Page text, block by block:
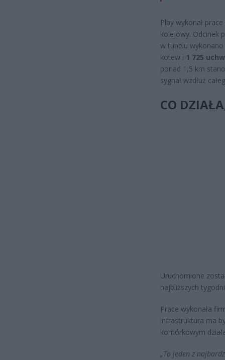
Play wykonał
kolejowy. Odcinek
w tunelu wykonano
kotew i 1 725
ponad 1,5 km
sygnał wzdłuż
CO
Uruchomione
najbliższych
Prace wykonała
infrastruktura ma
komórkowym
„To jeden z